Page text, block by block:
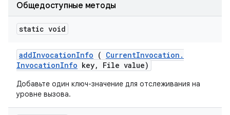
Общедоступные методы
static void
addInvocationInfo ( CurrentInvocation .
InvocationInfo key, File value)
Добавьте один ключ-значение для отслеживания на
уровне вызова.